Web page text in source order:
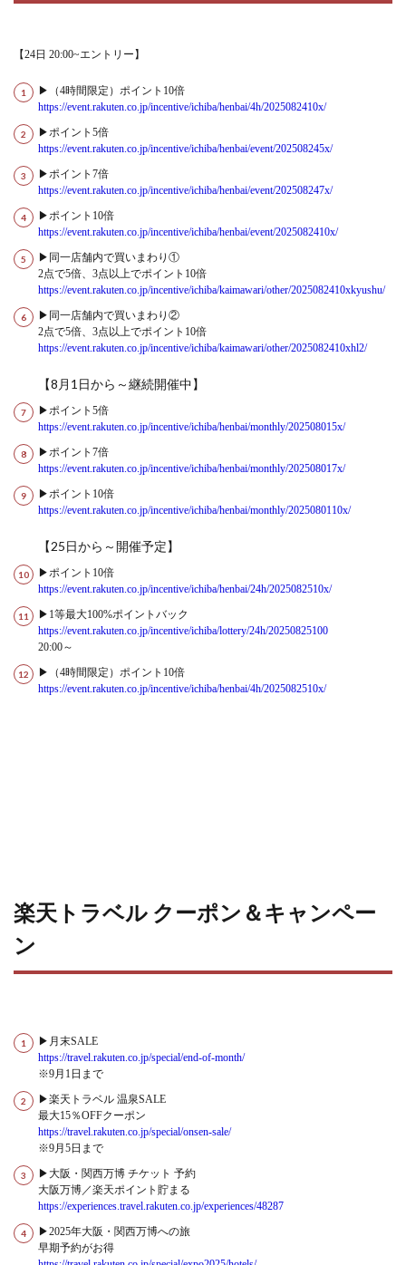
【24日 20:00~エントリー】
▶（4時間限定）ポイント10倍
https://event.rakuten.co.jp/incentive/ichiba/henbai/4h/2025082410x/
▶ポイント5倍
https://event.rakuten.co.jp/incentive/ichiba/henbai/event/202508245x/
▶ポイント7倍
https://event.rakuten.co.jp/incentive/ichiba/henbai/event/202508247x/
▶ポイント10倍
https://event.rakuten.co.jp/incentive/ichiba/henbai/event/2025082410x/
▶同一店舗内で買いまわり①
2点で5倍、3点以上でポイント10倍
https://event.rakuten.co.jp/incentive/ichiba/kaimawari/other/2025082410xkyushu/
▶同一店舗内で買いまわり②
2点で5倍、3点以上でポイント10倍
https://event.rakuten.co.jp/incentive/ichiba/kaimawari/other/2025082410xhl2/
【8月1日から～継続開催中】
▶ポイント5倍
https://event.rakuten.co.jp/incentive/ichiba/henbai/monthly/202508015x/
▶ポイント7倍
https://event.rakuten.co.jp/incentive/ichiba/henbai/monthly/202508017x/
▶ポイント10倍
https://event.rakuten.co.jp/incentive/ichiba/henbai/monthly/2025080110x/
【25日から～開催予定】
▶ポイント10倍
https://event.rakuten.co.jp/incentive/ichiba/henbai/24h/2025082510x/
▶1等最大100%ポイントバック
https://event.rakuten.co.jp/incentive/ichiba/lottery/24h/20250825100
20:00～
▶（4時間限定）ポイント10倍
https://event.rakuten.co.jp/incentive/ichiba/henbai/4h/2025082510x/
楽天トラベル クーポン＆キャンペー
ン
▶月末SALE
https://travel.rakuten.co.jp/special/end-of-month/
※9月1日まで
▶楽天トラベル 温泉SALE
最大15％OFFクーポン
https://travel.rakuten.co.jp/special/onsen-sale/
※9月5日まで
▶大阪・関西万博 チケット 予約
大阪万博／楽天ポイント貯まる
https://experiences.travel.rakuten.co.jp/experiences/48287
▶2025年大阪・関西万博への旅
早期予約がお得